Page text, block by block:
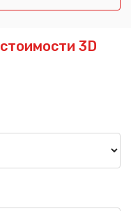
стоимости 3D